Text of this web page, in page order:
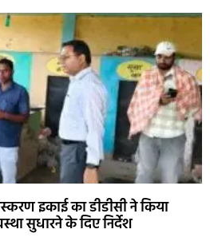
इकाई का डीडीसी ने किया
सुधारने के दिए निर्देश